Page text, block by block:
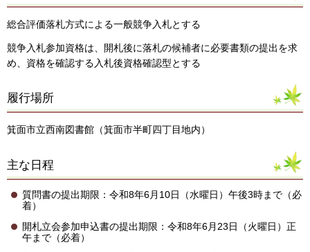
総合評価落札方式による一般競争入札とする
競争入札参加資格は、開札後に落札の候補者に必要書類の提出を求
め、資格を確認する入札後資格確認型とする
履行場所
箕面市立西南図書館（箕面市半町四丁目地内）
主な日程
質問書の提出期限：令和8年6月10日（水曜日）午後3時まで（必
着）
開札立会参加申込書の提出期限：令和8年6月23日（火曜日）正
午まで（必着）